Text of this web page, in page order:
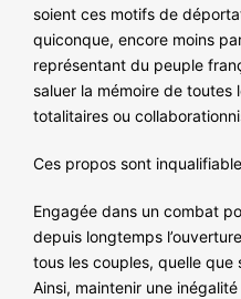
soient ces motifs de
quiconque, encore moins
représentant du peuple
saluer la mémoire de toutes
totalitaires ou
Ces propos sont
Engagée dans un combat
depuis longtemps
tous les couples, quelle que
Ainsi, maintenir une